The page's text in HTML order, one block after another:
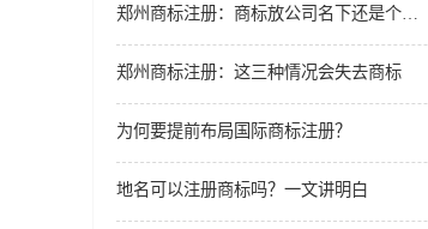
郑州商标注册：这三种情况会失去商标
为何要提前布局国际商标注册？
地名可以注册商标吗？一文讲明白